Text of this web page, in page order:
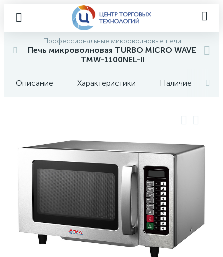
Профессиональные микроволновые печи
Печь микроволновая TURBO MICRO WAVE
TMW-1100NEL-II
Описание Характеристики Наличие